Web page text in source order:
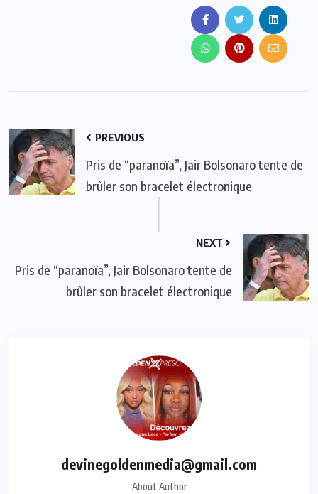
PREVIOUS
Pris de “paranoïa”, Jair Bolsonaro tente de
brûler son bracelet électronique
NEXT
Pris de “paranoïa”, Jair Bolsonaro tente de
brûler son bracelet électronique
devinegoldenmedia@gmail.com
About Author